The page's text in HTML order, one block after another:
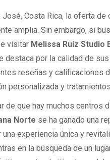
José, Costa Rica, la oferta
amplia. Sin embargo, si
visitar Melissa Ruiz Studio
destaca por la calidad de
reseñas y calificaciones
personalizada y
de que hay muchos centros
Norte se ha ganado una
una experiencia única y
en la búsqueda de un